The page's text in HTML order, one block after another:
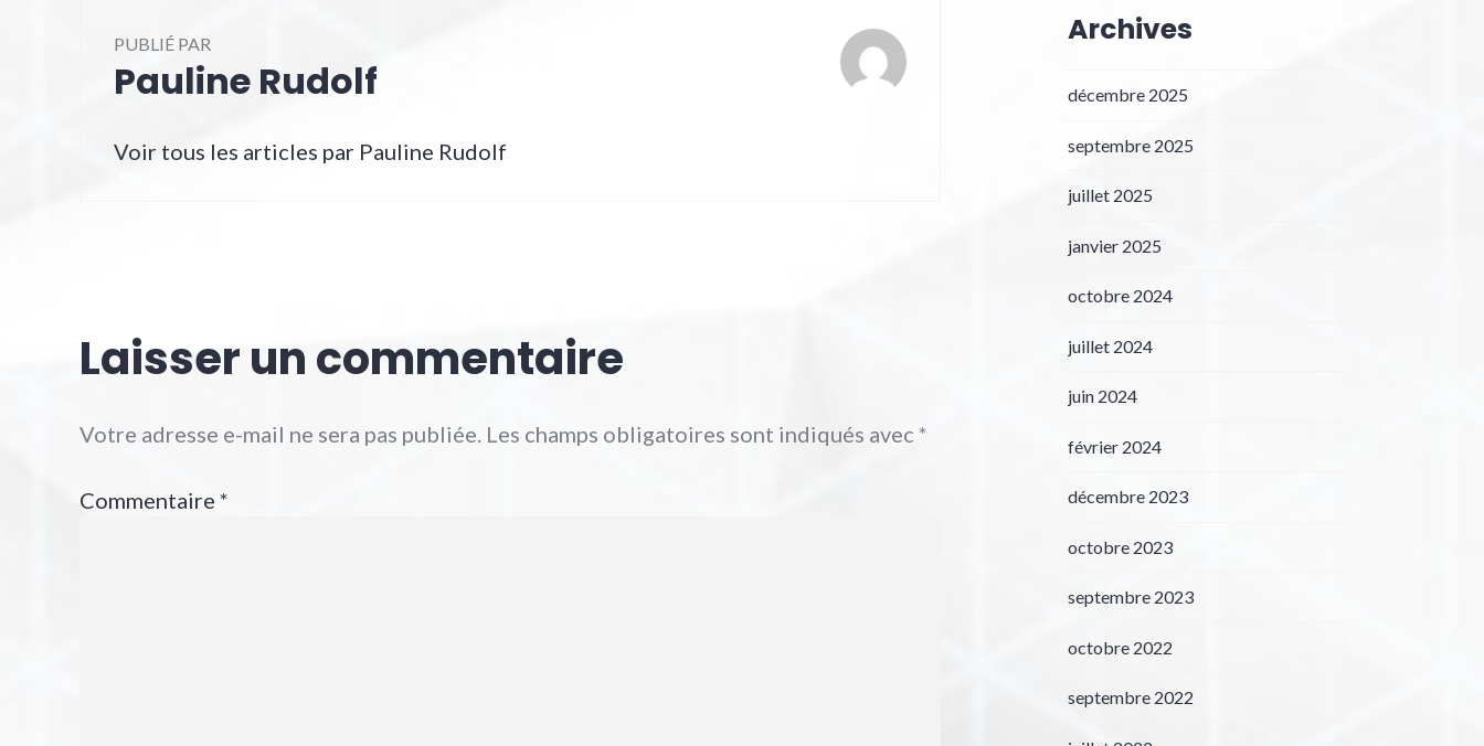
PUBLIÉ PAR
Pauline Rudolf
Voir tous les articles par Pauline Rudolf
Laisser un commentaire
Votre adresse e-mail ne sera pas publiée. Les champs obligatoires sont indiqués avec *
Commentaire *
Archives
décembre 2025
septembre 2025
juillet 2025
janvier 2025
octobre 2024
juillet 2024
juin 2024
février 2024
décembre 2023
octobre 2023
septembre 2023
octobre 2022
septembre 2022